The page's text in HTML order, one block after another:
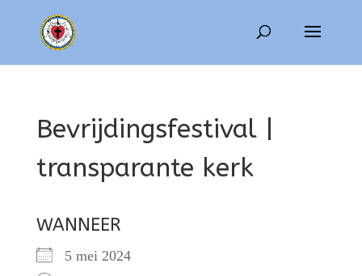
Bevrijdingsfestival |
transparante kerk
WANNEER
5 mei 2024